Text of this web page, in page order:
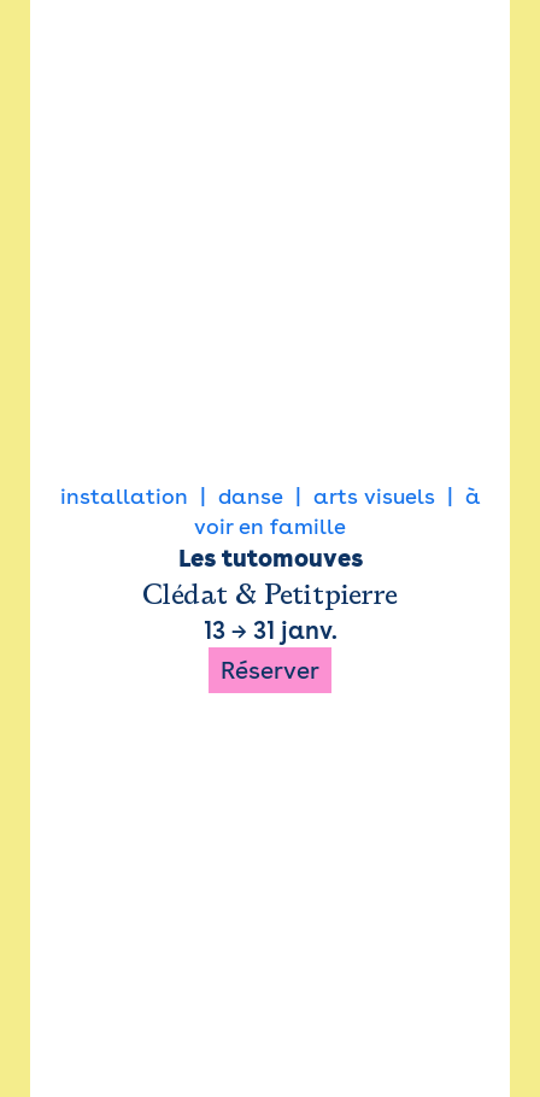
installation danse arts visuels
à
voir en famille
Les tutomouves
Clédat & Petitpierre
13→ 31 janv.
Réserver